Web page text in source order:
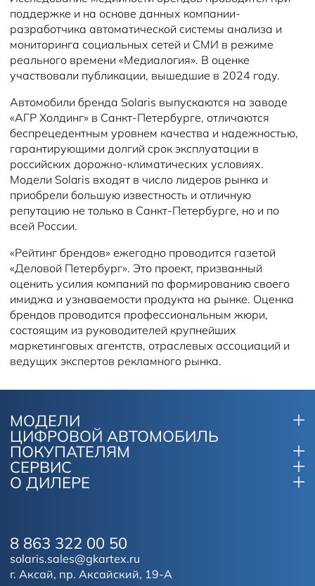
поддержке и на основе данных компании-
разработчика автоматической системы анализа и
мониторинга социальных сетей и СМИ в режиме
реального времени «Медиалогия». В оценке
участвовали публикации, вышедшие в 2024 году.
Автомобили бренда Solaris выпускаются на заводе
«АГР Холдинг» в Санкт-Петербурге, отличаются
беспрецедентным уровнем качества и надежностью,
гарантирующими долгий срок эксплуатации в
российских дорожно-климатических условиях.
Модели Solaris входят в число лидеров рынка и
приобрели большую известность и отличную
репутацию не только в Санкт-Петербурге, но и по
всей России.
«Рейтинг брендов» ежегодно проводится газетой
«Деловой Петербург». Это проект, призванный
оценить усилия компаний по формированию своего
имиджа и узнаваемости продукта на рынке. Оценка
брендов проводится профессиональным жюри,
состоящим из руководителей крупнейших
маркетинговых агентств, отраслевых ассоциаций и
ведущих экспертов рекламного рынка.
МОДЕЛИ
ЦИФРОВОЙ АВТОМОБИЛЬ
ПОКУПАТЕЛЯМ
СЕРВИС
О ДИЛЕРЕ
г. Аксай, пр. Аксайский, 19-А
8 863 322 00 50
solaris.sales@gkartex.ru